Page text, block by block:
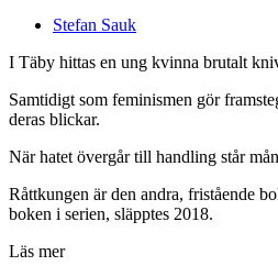
Stefan Sauk
I Täby hittas en ung kvinna brutalt
Samtidigt som feminismen gör
deras blickar.
När hatet övergår till handling står
Råttkungen är den andra, fristående
boken i serien, släpptes 2018.
Läs mer